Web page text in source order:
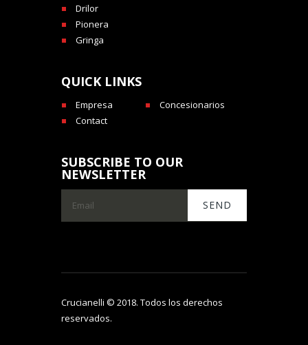
Drilor
Pionera
Gringa
QUICK LINKS
Empresa
Concesionarios
Contact
SUBSCRIBE TO OUR
NEWSLETTER
Crucianelli © 2018. Todos los derechos
reservados.